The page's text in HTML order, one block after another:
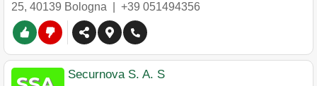
25, 40139 Bologna +39 051494356
Securnova S. A. S